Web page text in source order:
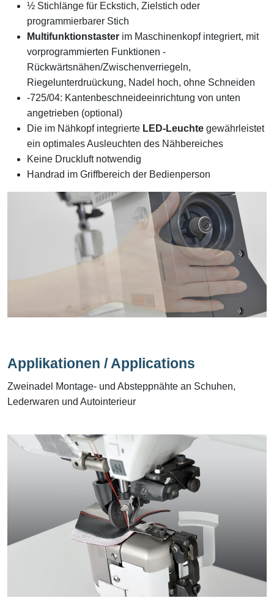
½ Stichlänge für Eckstich, Zielstich oder
programmierbarer Stich
Multifunktionstaster im Maschinenkopf integriert, mit
vorprogrammierten Funktionen -
Rückwärtsnähen/Zwischenverriegeln,
Riegelunterdruückung, Nadel hoch, ohne Schneiden
-725/04: Kantenbeschneideeinrichtung von unten
angetrieben (optional)
Die im Nähkopf integrierte LED-Leuchte gewährleistet
ein optimales Ausleuchten des Nähbereiches
Keine Druckluft notwendig
Handrad im Griffbereich der Bedienperson
Applikationen / Applications
Zweinadel Montage- und Absteppnähte an Schuhen,
Lederwaren und Autointerieur